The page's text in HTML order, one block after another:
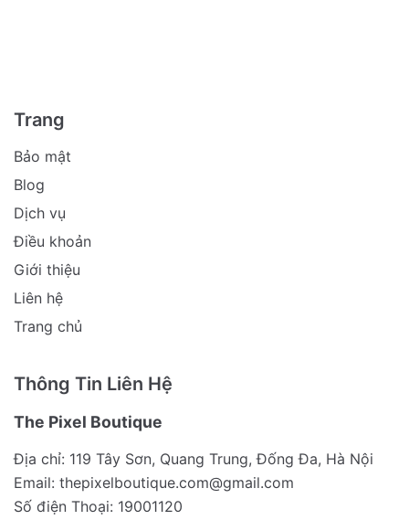
Trang
Bảo mật
Blog
Dịch vụ
Điều khoản
Giới thiệu
Liên hệ
Trang chủ
Thông Tin Liên Hệ
The Pixel Boutique
Địa chỉ: 119 Tây Sơn, Quang Trung, Đống Đa, Hà Nội
Email: thepixelboutique.com@gmail.com
Số điện Thoại: 19001120